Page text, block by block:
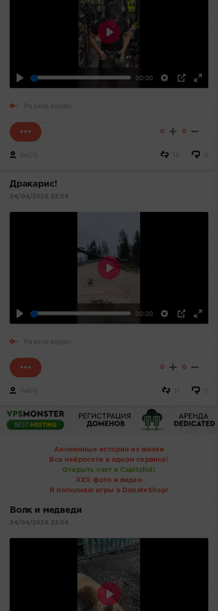
00:00
Воспроизвести
Разное видео
0 0
XaOS 0
12
Дракарис!
24/04/2026 22:58
00:00
Воспроизвести
Разное видео
0 0
XaOS 0
Анонимные истории из жизни
Все нейросети в одном сервисе!
Открыть счет в Capitalist!
ХХХ фото и видео
Я пополняю игры в DonateShop!
Волк и медведи
24/04/2026 22:56
Воспроизвести